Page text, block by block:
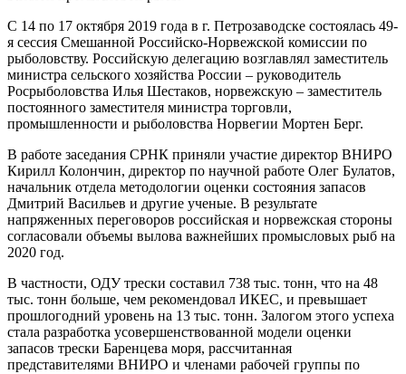
С 14 по 17 октября 2019 года в г. Петрозаводске состоялась 49-
я сессия Смешанной Российско-Норвежской комиссии по
рыболовству. Российскую делегацию возглавлял заместитель
министра сельского хозяйства России – руководитель
Росрыболовства Илья Шестаков, норвежскую – заместитель
постоянного заместителя министра торговли,
промышленности и рыболовства Норвегии Мортен Берг.
В работе заседания СРНК приняли участие директор ВНИРО
Кирилл Колончин, директор по научной работе Олег Булатов,
начальник отдела методологии оценки состояния запасов
Дмитрий Васильев и другие ученые. В результате
напряженных переговоров российская и норвежская стороны
согласовали объемы вылова важнейших промысловых рыб на
2020 год.
В частности, ОДУ трески составил 738 тыс. тонн, что на 48
тыс. тонн больше, чем рекомендовал ИКЕС, и превышает
прошлогодний уровень на 13 тыс. тонн. Залогом этого успеха
стала разработка усовершенствованной модели оценки
запасов трески Баренцева моря, рассчитанная
представителями ВНИРО и членами рабочей группы по